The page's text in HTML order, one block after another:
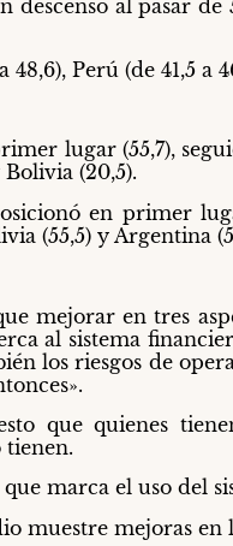
al pasar
Perú (de 41,5 a
lugar (55,7),
Bolivia (20,5).
en primer
(55,5) y Argentina
mejorar en tres
al sistema
los riesgos de
que quienes
tienen.
marca el uso del
muestre mejoras